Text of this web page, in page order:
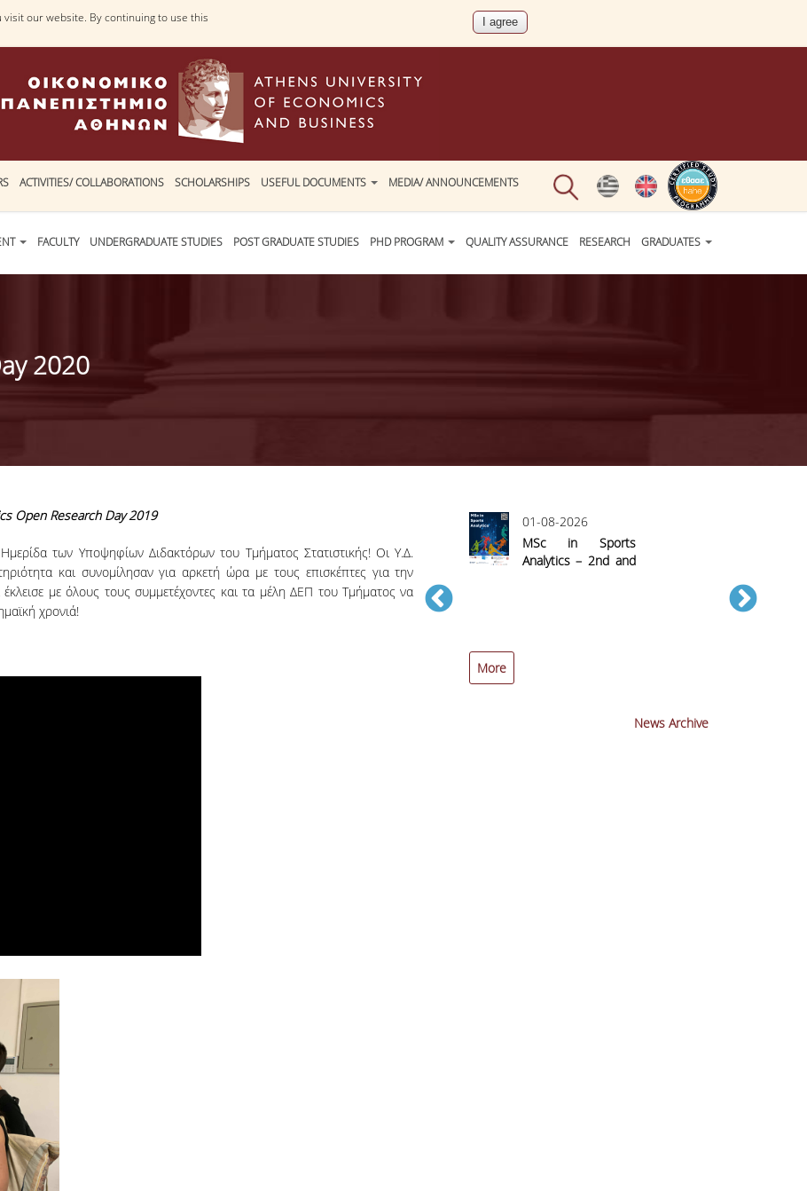
our website. By continuing to use this
ACTIVITIES/ COLLABORATIONS SCHOLARSHIPS USEFUL DOCUMENTS MEDIA/ ANNOUNCEMENTS
FACULTY UNDERGRADUATE STUDIES POST GRADUATE STUDIES PHD PROGRAM QUALITY ASSURANCE RESEARCH GRADUATES
2020
Open Research Day 2019
των Υποψηφίων Διδακτόρων του Τμήματος Στατιστικής! Οι Υ.Δ.
και συνομίλησαν για αρκετή ώρα με τους επισκέπτες για την
με όλους τους συμμετέχοντες και τα μέλη ΔΕΠ του Τμήματος να
χρονιά!
AUEB-Stats Open
Day 2026 recap
01-08-2026
MSc in Sports
Analytics – 2nd and
More
News Archive